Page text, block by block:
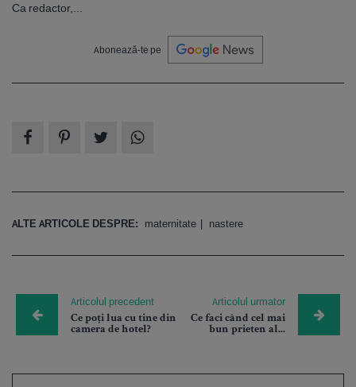
Ca redactor,...
Abonează-te pe
ALTE ARTICOLE DESPRE: maternitate nastere
Articolul precedent
Ce poți lua cu tine din
camera de hotel?
Articolul urmator
Ce faci când cel mai
bun prieten al...